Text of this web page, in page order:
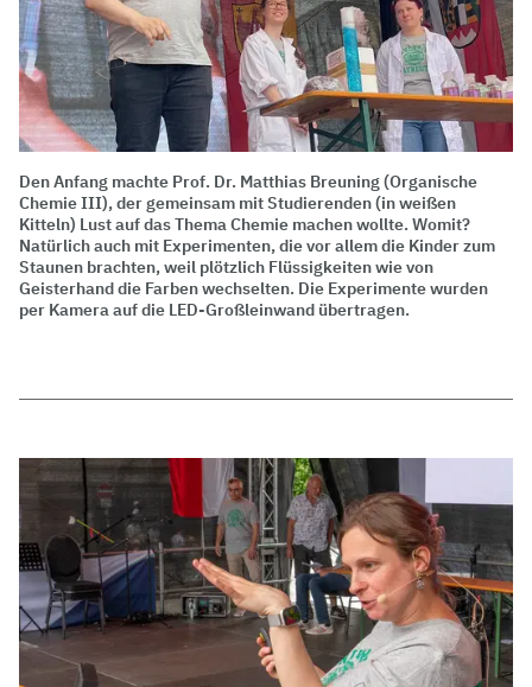
Den Anfang machte Prof. Dr. Matthias Breuning (Organische
Chemie III), der gemeinsam mit Studierenden (in weißen
Kitteln) Lust auf das Thema Chemie machen wollte. Womit?
Natürlich auch mit Experimenten, die vor allem die Kinder zum
Staunen brachten, weil plötzlich Flüssigkeiten wie von
Geisterhand die Farben wechselten. Die Experimente wurden
per Kamera auf die LED-Großleinwand übertragen.